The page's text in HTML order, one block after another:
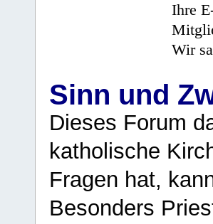
Ihre
Wir
Sinn und
Dieses Forum
katholische
Fragen hat,
Besonders